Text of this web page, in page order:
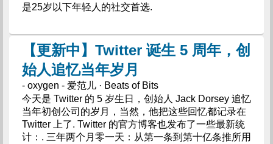
是25岁以下年轻人的社交首选.
【更新中】Twitter 诞生 5 周年，创
始人追忆当年岁月
- oxygen - 爱范儿 · Beats of Bits
今天是 Twitter 的 5 岁生日，创始人 Jack Dorsey 追忆
当年初创公司的岁月，当然，他把这些回忆都记录在
Twitter 上了. Twitter 的官方博客也发布了一些最新统
计：. 三年两个月零一天：从第一条到第十亿条推所用